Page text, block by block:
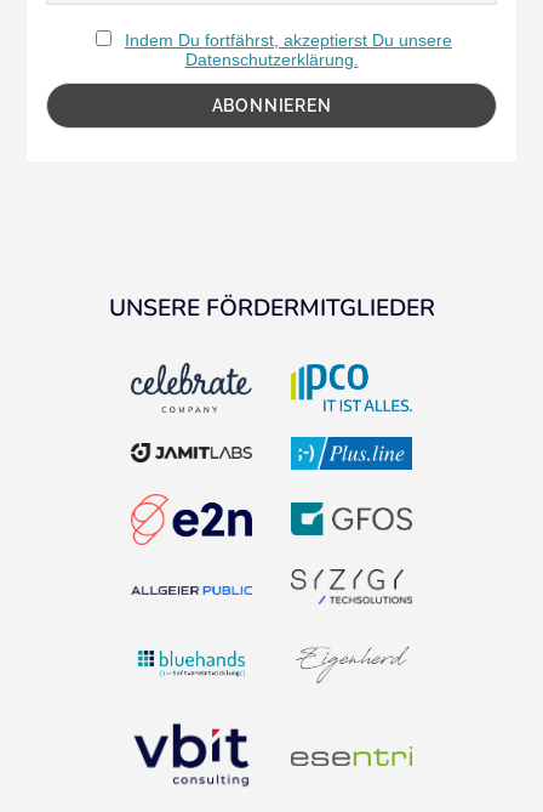
Indem Du fortfährst, akzeptierst Du unsere
Datenschutzerklärung.
UNSERE FÖRDERMITGLIEDER